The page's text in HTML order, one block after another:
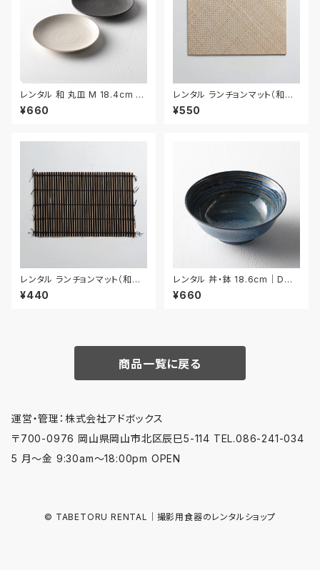
レンタル 和 丸皿 M 18.4cm 2
枚セット｜WMM005
¥660
レンタル ランチョンマット（和風）
42.5cm｜MAW023
¥550
レンタル ランチョンマット（和風）
54cm｜MAW026
¥440
レンタル 丼・鉢 18.6cm｜DON
018
¥660
商品一覧に戻る
運営・管理：株式会社アドボックス
〒700-0976 岡山県岡山市北区辰巳5-114 TEL.086-241-034
5 月〜金 9:30am〜18:00pm OPEN
© TABETORU RENTAL｜撮影用食器のレンタルショップ